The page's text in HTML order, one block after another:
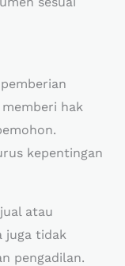
hak
kepentingan
atau
juga tidak
pengadilan.